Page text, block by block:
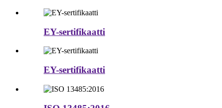
EY-sertifikaatti
EY-sertifikaatti